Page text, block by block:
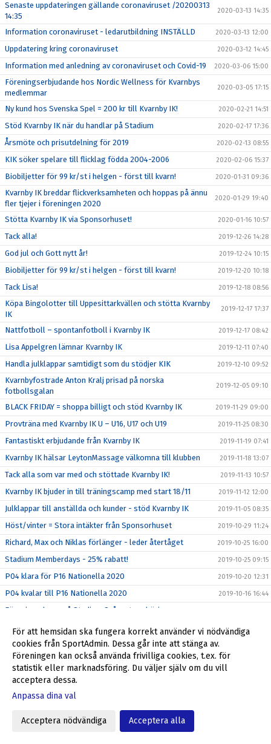
Senaste uppdateringen gällande coronaviruset /20200313
14:35
2020-03-13 14:35
Information coronaviruset - ledarutbildning INSTÄLLD 2020-03-13 12:00
Uppdatering kring coronaviruset 2020-03-12 14:45
Information med anledning av coronaviruset och Covid-19 2020-03-06 15:00
Föreningserbjudande hos Nordic Wellness för Kvarnbys
medlemmar
2020-03-05 17:15
Ny kund hos Svenska Spel = 200 kr till Kvarnby IK! 2020-02-21 14:51
Stöd Kvarnby IK när du handlar på Stadium 2020-02-17 17:36
Årsmöte och prisutdelning för 2019 2020-02-13 08:55
KIK söker spelare till flicklag födda 2004-2006 2020-02-06 15:37
Biobiljetter för 99 kr/st i helgen - först till kvarn! 2020-01-31 09:36
Kvarnby IK breddar flickverksamheten och hoppas på ännu
fler tjejer i föreningen 2020
2020-01-29 19:40
Stötta Kvarnby IK via Sponsorhuset! 2020-01-16 10:57
Tack alla! 2019-12-26 14:28
God jul och Gott nytt år! 2019-12-24 10:15
Biobiljetter för 99 kr/st i helgen - först till kvarn! 2019-12-20 10:18
Tack Lisa! 2019-12-18 08:56
Köpa Bingolotter till Uppesittarkvällen och stötta Kvarnby
IK
2019-12-17 17:37
Nattfotboll – spontanfotboll i Kvarnby IK 2019-12-17 08:42
Lisa Appelgren lämnar Kvarnby IK 2019-12-11 07:40
Handla julklappar samtidigt som du stödjer KIK 2019-12-10 09:52
Kvarnbyfostrade Anton Kralj prisad på norska
fotbollsgalan
2019-12-05 09:10
BLACK FRIDAY = shoppa billigt och stöd Kvarnby IK 2019-11-29 09:00
Provträna med Kvarnby IK U – U16, U17 och U19 2019-11-25 08:30
Fantastiskt erbjudande från Kvarnby IK 2019-11-19 07:41
Kvarnby IK hälsar LeytonMassage välkomna till klubben 2019-11-18 13:07
Tack alla som var med och stöttade Kvarnby IK! 2019-11-13 10:57
Kvarnby IK bjuder in till träningscamp med start 18/11 2019-11-12 12:00
Julklappar till anställda och kunder - stöd Kvarnby IK 2019-11-05 08:35
Höst/vinter = Stora intäkter från Sponsorhuset 2019-10-29 11:24
Richard, Max och Niklas förlänger - leder återtåget 2019-10-25 16:00
Stadium Memberdays - 25% rabatt! 2019-10-25 09:15
P04 klara för P16 Nationella 2020 2019-10-20 12:31
P04 kvalar till P16 Nationella 2020 2019-10-16 16:44
Föreningsdagar på Stadium Svågertorp börjar nu
Ulf Jansson om återkomsten till Kvarnby IK 2019-10-05 09:00
Stöd Kvarnby IK när du handlar på Flügger Färg 2019-10-04 12:29
Välkommen tillbaka till Kvarnby IK, Ulf Jansson!
Grymt helgerbjudande till alla i Kvarnby IK
Fantastiskt erbjudande från Kvarnby IK
Min Fotboll - den nya appen i svensk fotboll
För att hemsidan ska fungera korrekt använder vi nödvändiga
cookies från SportAdmin. Dessa går inte att stänga av.
Föreningen kan också använda frivilliga cookies, t.ex. för
statistik eller marknadsföring. Du väljer själv om du vill
acceptera dessa.
Anpassa dina val
Acceptera nödvändiga Acceptera alla